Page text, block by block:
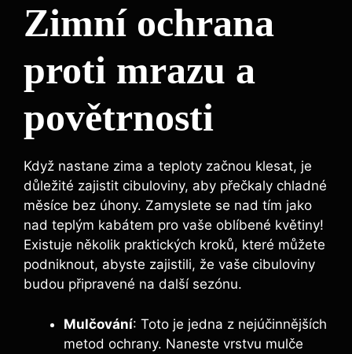
Zimní ochrana
proti mrazu a
povětrnosti
Když nastane zima a teploty začnou klesat, je
důležité zajistit cibuloviny, aby přečkaly chladné
měsíce bez úhony. Zamyslete se nad tím jako
nad teplým kabátem pro vaše oblíbené květiny!
Existuje několik praktických kroků, které můžete
podniknout, abyste zajistili, že vaše cibuloviny
budou připravené na další sezónu.
Mulčování: Toto je jedna z nejúčinnějších
metod ochrany. Naneste vrstvu mulče